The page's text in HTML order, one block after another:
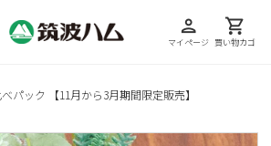
person
マイページ
shopping_cart
買い物カゴ
パック 【11月から3月期間限定販売】